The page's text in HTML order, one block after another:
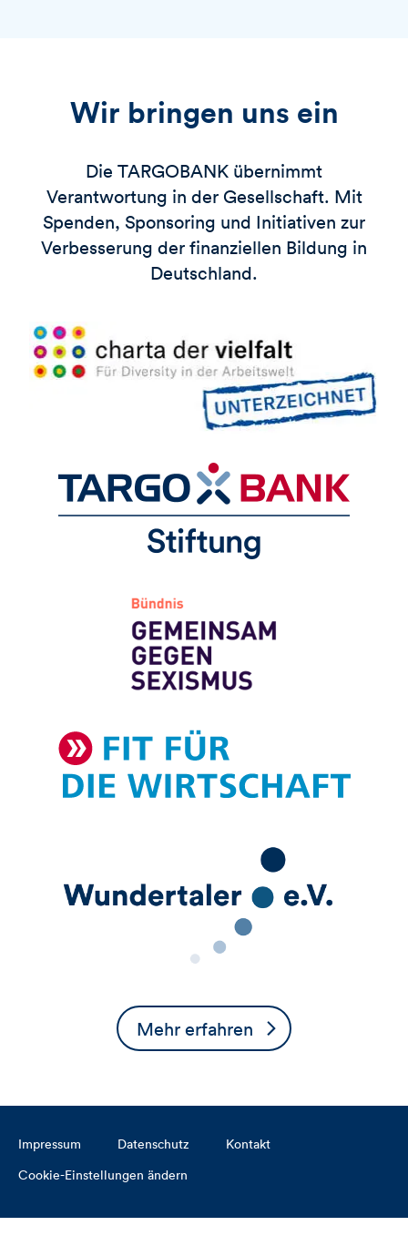
Wir bringen uns ein
Die TARGOBANK übernimmt
Verantwortung in der Gesellschaft. Mit
Spenden, Sponsoring und Initiativen zur
Verbesserung der finanziellen Bildung in
Deutschland.
Mehr erfahren
Impressum Datenschutz
Kontakt
Cookie-Einstellungen ändern